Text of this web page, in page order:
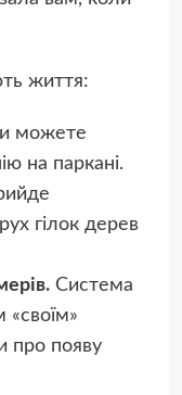
життя:
можете
на паркані.
гілок дерев
Система
про появу